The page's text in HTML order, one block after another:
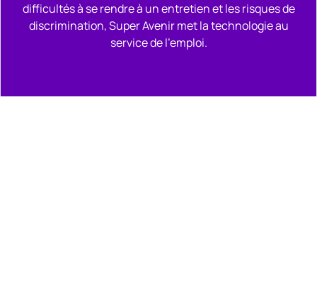
difficultés à se rendre à un entretien et les risques de
discrimination, Super Avenir met la technologie au
service de l'emploi.